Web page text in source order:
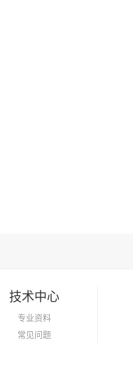
技术中心
专业资料
常见问题